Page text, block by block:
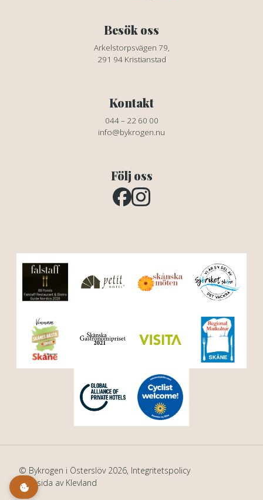
Besök oss
Arkelstorpsvägen 79,
291 94 Kristianstad
Kontakt
044 – 22 60 00
info@bykrogen.nu
Följ oss
© Bykrogen i Österslöv 2026, Integritetspolicy
Hemsida av Klevland